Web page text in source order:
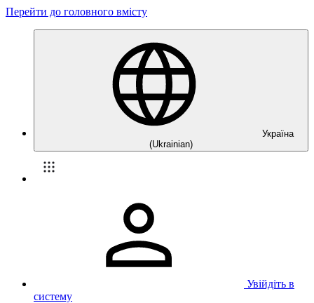
Перейти до головного вмісту
Україна
(Ukrainian)
Увійдіть в
систему